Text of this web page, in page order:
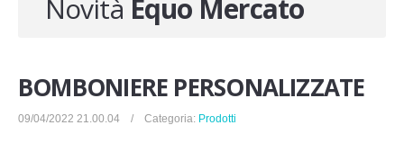
Novità Equo Mercato
BOMBONIERE PERSONALIZZATE
09/04/2022 21.00.04 / Categoria: Prodotti